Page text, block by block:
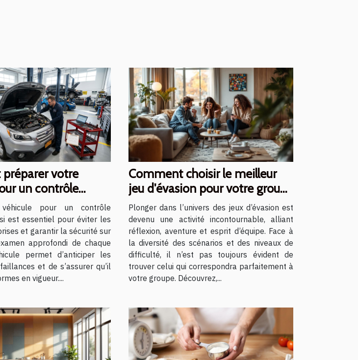
votre
un contrôle
?
pour un contrôle
est essentiel pour éviter les
et garantir la sécurité sur
approfondi de chaque
permet d’anticiper les
et de s’assurer qu’il
en vigueur....
Comment choisir le meilleur
jeu d'évasion pour votre groupe
?
Plonger dans l’univers des jeux d’évasion est
devenu une activité incontournable, alliant
réflexion, aventure et esprit d’équipe. Face à
la diversité des scénarios et des niveaux de
difficulté, il n’est pas toujours évident de
trouver celui qui correspondra parfaitement à
votre groupe. Découvrez,...